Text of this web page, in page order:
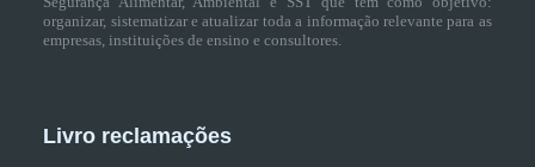
organizar, sistematizar e atualizar toda a informação relevante para as
empresas, instituições de ensino e consultores.
Livro reclamações